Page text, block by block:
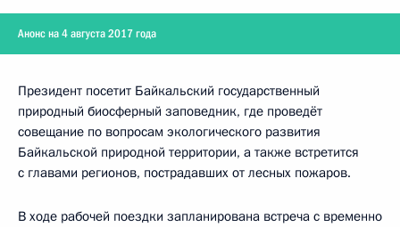
Анонс на 4 августа 2017 года
Президент посетит Байкальский государственный
природный биосферный заповедник, где проведёт
совещание по вопросам экологического развития
Байкальской природной территории, а также встретится
с главами регионов, пострадавших от лесных пожаров.
В ходе рабочей поездки запланирована встреча с временно